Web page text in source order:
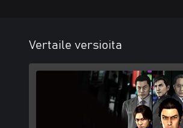
Vertaile versioita